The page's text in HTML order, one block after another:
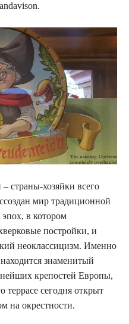
страны-хозяйки всего
мир традиционной
в котором
постройки, и
неоклассицизм. Именно
знаменитый
крепостей Европы,
террасе сегодня открыт
на окрестности.